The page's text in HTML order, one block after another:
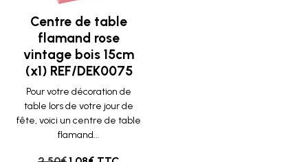
Centre de table
flamand rose
vintage bois 15cm
(x1) REF/DEK0075
Pour votre décoration de
table lors de votre jour de
fête, voici un centre de table
flamand...